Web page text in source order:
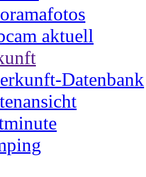
aktuell
Datenbank